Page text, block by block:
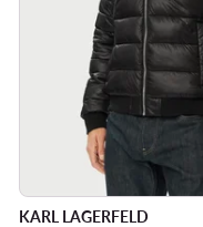
KARL LAGERFELD